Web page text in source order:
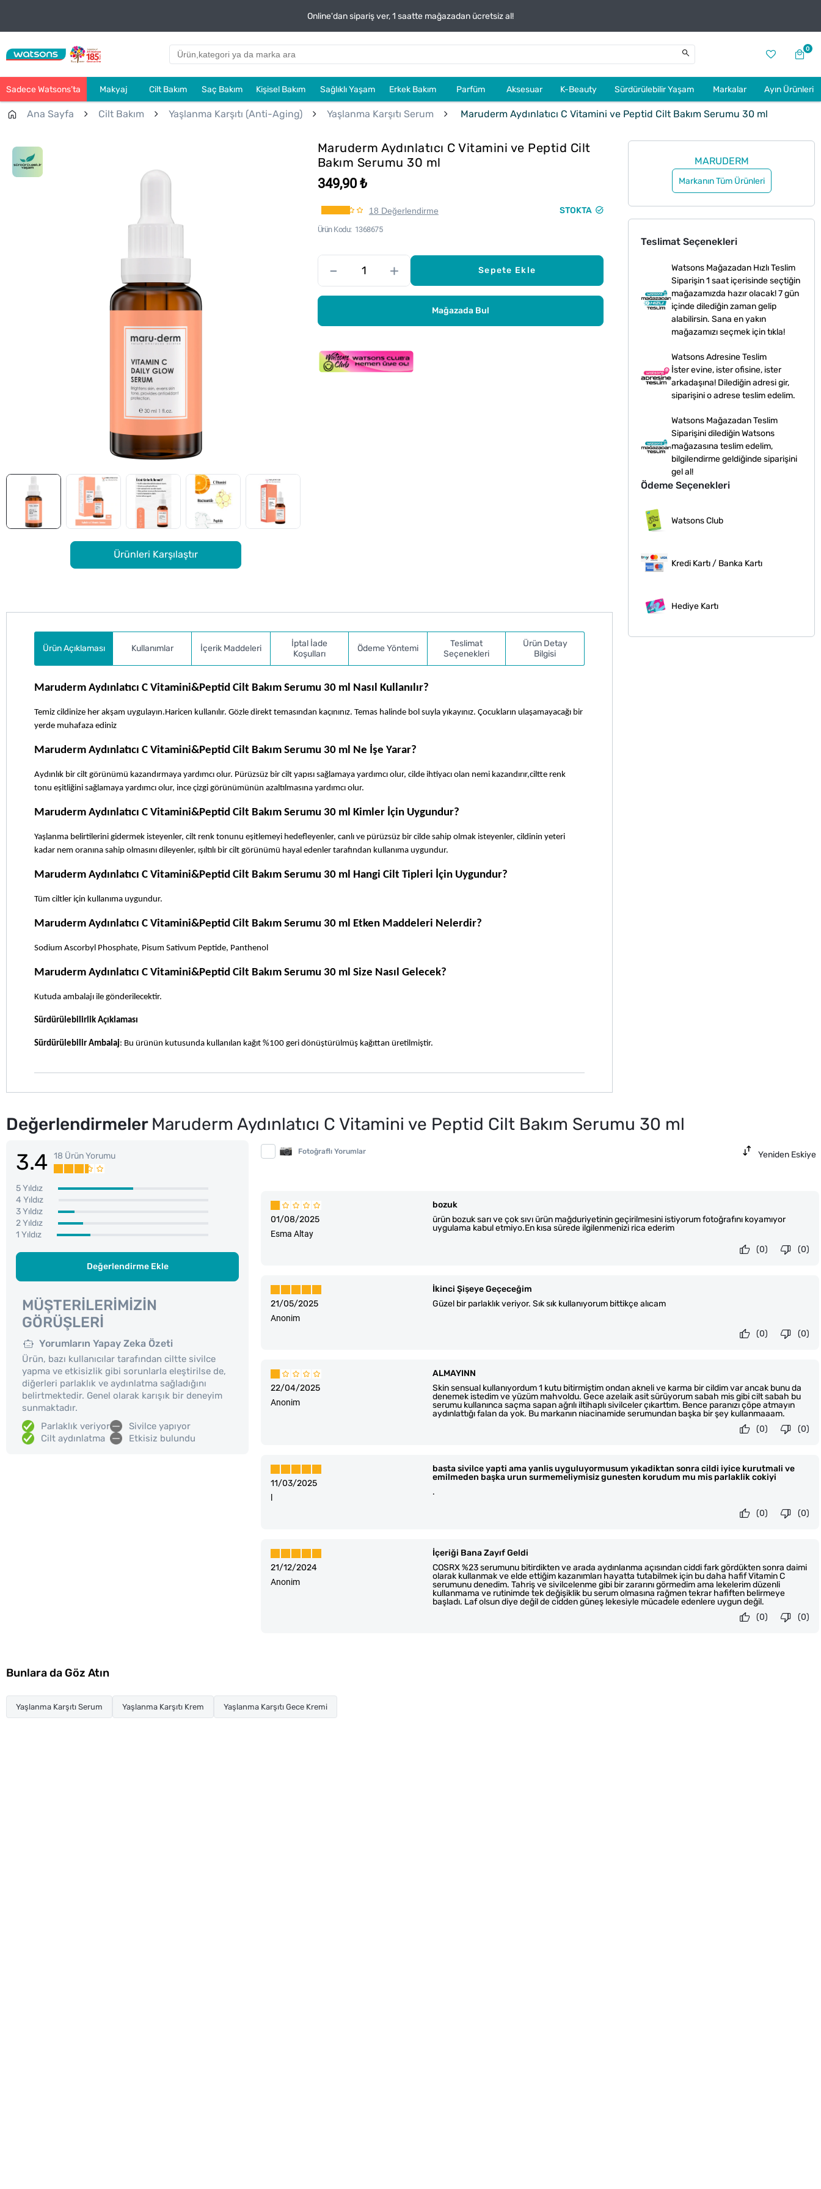
Online'dan sipariş ver, 1 saatte mağazadan ücretsiz al!
0
Sadece Watsons’ta Makyaj Cilt Bakım Saç Bakım Kişisel Bakım Sağlıklı Yaşam Erkek Bakım Parfüm Aksesuar K-Beauty Sürdürülebilir Yaşam Markalar Ayın Ürünleri
Ana Sayfa Cilt Bakım Yaşlanma Karşıtı (Anti-Aging) Yaşlanma Karşıtı Serum Maruderm Aydınlatıcı C Vitamini ve Peptid Cilt Bakım Serumu 30 ml
Ürünleri Karşılaştır
Maruderm Aydınlatıcı C Vitamini ve Peptid Cilt
Bakım Serumu 30 ml
349,90 ₺
18 Değerlendirme STOKTA
Ürün Kodu 1368675
– + Sepete Ekle
Mağazada Bul
MARUDERM
Markanın Tüm Ürünleri
Teslimat Seçenekleri
Watsons Mağazadan Hızlı Teslim
Siparişin 1 saat içerisinde seçtiğin
mağazamızda hazır olacak! 7 gün
içinde dilediğin zaman gelip
alabilirsin. Sana en yakın
mağazamızı seçmek için tıkla!
Watsons Adresine Teslim
İster evine, ister ofisine, ister
arkadaşına! Dilediğin adresi gir,
siparişini o adrese teslim edelim.
Watsons Mağazadan Teslim
Siparişini dilediğin Watsons
mağazasına teslim edelim,
bilgilendirme geldiğinde siparişini
gel al!
Ödeme Seçenekleri
Watsons Club
Kredi Kartı / Banka Kartı
Hediye Kartı
Ürün Açıklaması Kullanımlar İçerik Maddeleri
İptal İade
Koşulları
Ödeme Yöntemi
Teslimat
Seçenekleri
Ürün Detay
Bilgisi
Maruderm Aydınlatıcı C Vitamini&Peptid Cilt Bakım Serumu 30 ml Nasıl Kullanılır?
Temiz cildinize her akşam uygulayın.Haricen kullanılır. Gözle direkt temasından kaçınınız. Temas halinde bol suyla yıkayınız. Çocukların ulaşamayacağı bir
yerde muhafaza ediniz
Maruderm Aydınlatıcı C Vitamini&Peptid Cilt Bakım Serumu 30 ml Ne İşe Yarar?
Aydınlık bir cilt görünümü kazandırmaya yardımcı olur. Pürüzsüz bir cilt yapısı sağlamaya yardımcı olur, cilde ihtiyacı olan nemi kazandırır,ciltte renk
tonu eşitliğini sağlamaya yardımcı olur, ince çizgi görünümünün azaltılmasına yardımcı olur.
Maruderm Aydınlatıcı C Vitamini&Peptid Cilt Bakım Serumu 30 ml Kimler İçin Uygundur?
Yaşlanma belirtilerini gidermek isteyenler, cilt renk tonunu eşitlemeyi hedefleyenler, canlı ve pürüzsüz bir cilde sahip olmak isteyenler, cildinin yeteri
kadar nem oranına sahip olmasını dileyenler, ışıltılı bir cilt görünümü hayal edenler tarafından kullanıma uygundur.
Maruderm Aydınlatıcı C Vitamini&Peptid Cilt Bakım Serumu 30 ml Hangi Cilt Tipleri İçin Uygundur?
Tüm ciltler için kullanıma uygundur.
Maruderm Aydınlatıcı C Vitamini&Peptid Cilt Bakım Serumu 30 ml Etken Maddeleri Nelerdir?
Sodium Ascorbyl Phosphate, Pisum Sativum Peptide, Panthenol
Maruderm Aydınlatıcı C Vitamini&Peptid Cilt Bakım Serumu 30 ml Size Nasıl Gelecek?
Kutuda ambalajı ile gönderilecektir.
Sürdürülebilirlik Açıklaması
Sürdürülebilir Ambalaj: Bu ürünün kutusunda kullanılan kağıt %100 geri dönüştürülmüş kağıttan üretilmiştir.
Değerlendirmeler Maruderm Aydınlatıcı C Vitamini ve Peptid Cilt Bakım Serumu 30 ml
3.4 18 Ürün Yorumu
5 Yıldız
4 Yıldız
3 Yıldız
2 Yıldız
1 Yıldız
Değerlendirme Ekle
MÜŞTERILERIMIZIN
GÖRÜŞLERI
Yorumların Yapay Zeka Özeti
Ürün, bazı kullanıcılar tarafından ciltte sivilce
yapma ve etkisizlik gibi sorunlarla eleştirilse de,
diğerleri parlaklık ve aydınlatma sağladığını
belirtmektedir. Genel olarak karışık bir deneyim
sunmaktadır.
Parlaklık veriyor
Cilt aydınlatma
Sivilce yapıyor
Etkisiz bulundu
Fotoğraflı Yorumlar Yeniden Eskiye
01/08/2025
bozuk
ürün bozuk sarı ve çok sıvı ürün mağduriyetinin geçirilmesini istiyorum fotoğrafını koyamıyor
uygulama kabul etmiyo.En kısa sürede ilgilenmenizi rica ederim
Esma Altay
(0)
(0)
21/05/2025
İkinci Şişeye Geçeceğim
Güzel bir parlaklık veriyor. Sık sık kullanıyorum bittikçe alıcam
Anonim
(0)
(0)
22/04/2025
ALMAYINN
Skin sensual kullanıyordum 1 kutu bitirmiştim ondan akneli ve karma bir cildim var ancak bunu da
denemek istedim ve yüzüm mahvoldu. Gece azelaik asit sürüyorum sabah mis gibi cilt sabah bu
serumu kullanınca saçma sapan ağrılı iltihaplı sivilceler çıkarttım. Bence paranızı çöpe atmayın
aydınlattığı falan da yok. Bu markanın niacinamide serumundan başka bir şey kullanmaaam.
Anonim
(0)
(0)
11/03/2025
basta sivilce yapti ama yanlis uyguluyormusum yıkadiktan sonra cildi iyice kurutmali ve
emilmeden başka urun surmemeliymisiz gunesten korudum mu mis parlaklik cokiyi
.
(0)
(0)
21/12/2024
İçeriği Bana Zayıf Geldi
COSRX %23 serumunu bitirdikten ve arada aydınlanma açısından ciddi fark gördükten sonra daimi
olarak kullanmak ve elde ettiğim kazanımları hayatta tutabilmek için bu daha hafif Vitamin C
serumunu denedim. Tahriş ve sivilcelenme gibi bir zararını görmedim ama lekelerim düzenli
kullanmama ve rutinimde tek değişiklik bu serum olmasına rağmen tekrar hafiften belirmeye
başladı. Laf olsun diye değil de cidden güneş lekesiyle mücadele edenlere uygun değil.
Anonim
(0)
(0)
Bunlara da Göz Atın
Yaşlanma Karşıtı Serum Yaşlanma Karşıtı Krem Yaşlanma Karşıtı Gece Kremi